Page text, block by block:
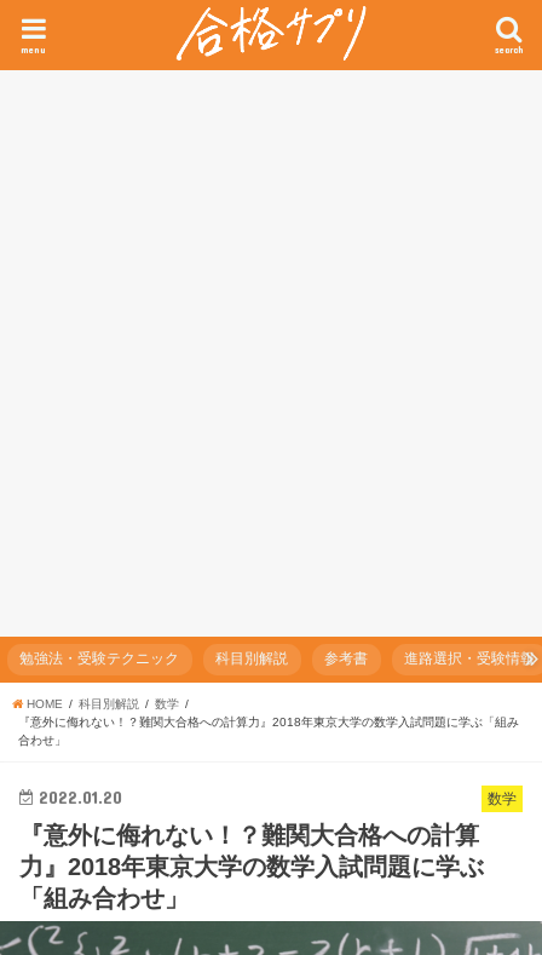
search
menu
勉強法・受験テクニック 科目別解説 参考書 進路選択・受験情報
HOME 科目別解説
数学
『意外に侮れない！？難関大合格への計算力』2018年東京大学の数学入試問題に学ぶ「組み
合わせ」
数学
2022.01.20
『意外に侮れない！？難関大合格への計算
力』2018年東京大学の数学入試問題に学ぶ
「組み合わせ」